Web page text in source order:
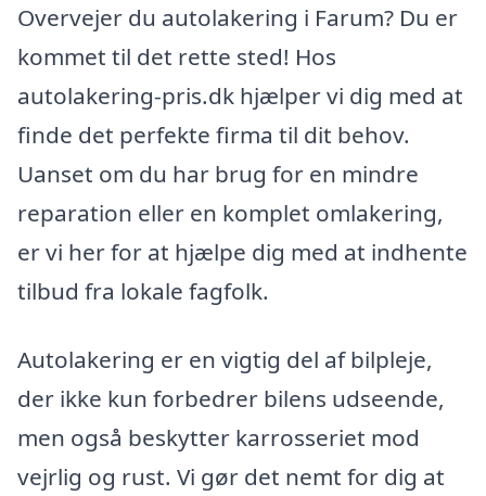
Overvejer du autolakering i Farum? Du er
kommet til det rette sted! Hos
autolakering-pris.dk hjælper vi dig med at
finde det perfekte firma til dit behov.
Uanset om du har brug for en mindre
reparation eller en komplet omlakering,
er vi her for at hjælpe dig med at indhente
tilbud fra lokale fagfolk.
Autolakering er en vigtig del af bilpleje,
der ikke kun forbedrer bilens udseende,
men også beskytter karrosseriet mod
vejrlig og rust. Vi gør det nemt for dig at